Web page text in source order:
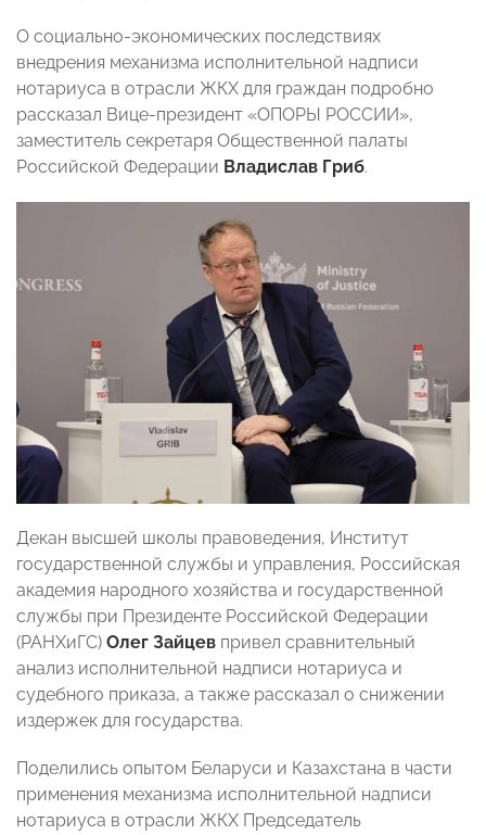
О социально-экономических последствиях
внедрения механизма исполнительной надписи
нотариуса в отрасли ЖКХ для граждан подробно
рассказал Вице-президент «ОПОРЫ РОССИИ»,
заместитель секретаря Общественной палаты
Российской Федерации Владислав Гриб.
Декан высшей школы правоведения, Институт
государственной службы и управления, Российская
академия народного хозяйства и государственной
службы при Президенте Российской Федерации
(РАНХиГС) Олег Зайцев привел сравнительный
анализ исполнительной надписи нотариуса и
судебного приказа, а также рассказал о снижении
издержек для государства.
Поделились опытом Беларуси и Казахстана в части
применения механизма исполнительной надписи
нотариуса в отрасли ЖКХ Председатель